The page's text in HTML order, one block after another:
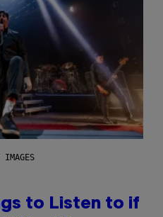
IMAGES
to Listen to if